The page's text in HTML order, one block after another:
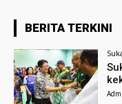
BERITA TERKINI